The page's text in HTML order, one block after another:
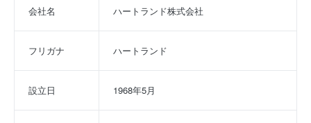
会社名 ハートランド株式会社
フリガナ ハートランド
設立日 1968年5月